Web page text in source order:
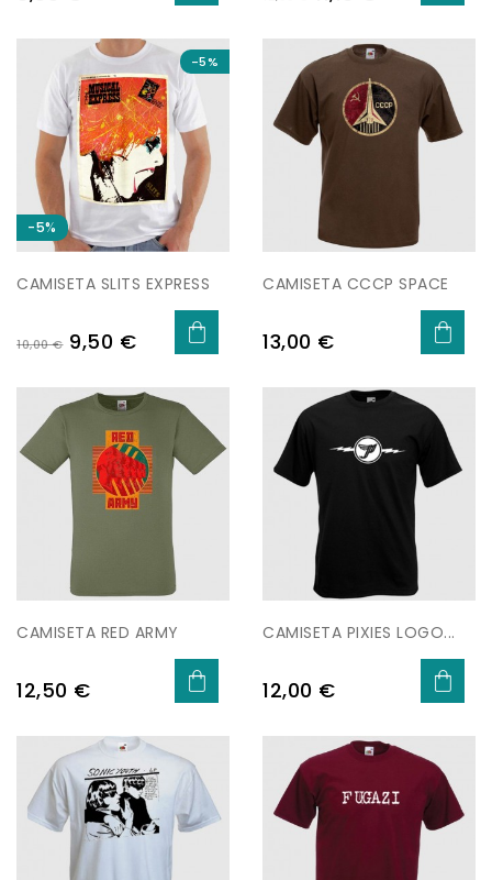
-5%
-5%
CAMISETA SLITS EXPRESS
Preu
10,00 € Preu
9,50 €
CAMISETA CCCP SPACE
Preu
13,00 €
CAMISETA RED ARMY
Preu
12,50 €
CAMISETA PIXIES LOGO...
Preu
12,00 €